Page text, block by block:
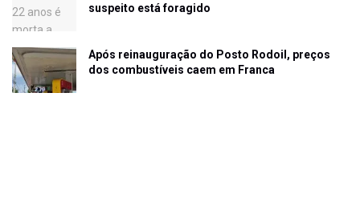
suspeito está foragido
Após reinauguração do Posto Rodoil, preços
dos combustíveis caem em Franca